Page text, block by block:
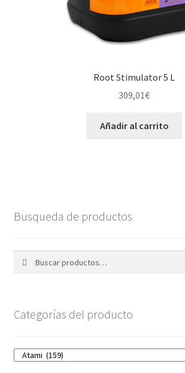
Root Stimulator 5 L
309,01€
Añadir al carrito
Busqueda de productos
Categorías del producto